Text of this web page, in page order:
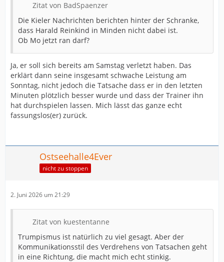
Zitat von BadSpaenzer
Die Kieler Nachrichten berichten hinter der Schranke,
dass Harald Reinkind in Minden nicht dabei ist.
Ob Mo jetzt ran darf?
Ja, er soll sich bereits am Samstag verletzt haben. Das
erklärt dann seine insgesamt schwache Leistung am
Sonntag, nicht jedoch die Tatsache dass er in den letzten
Minuten plötzlich besser wurde und dass der Trainer ihn
hat durchspielen lassen. Mich lässt das ganze echt
fassungslos(er) zurück.
Ostseehalle4Ever
nicht zu stoppen
2. Juni 2026 um 21:29
Zitat von kuestentanne
Trumpismus ist natürlich zu viel gesagt. Aber der
Kommunikationsstil des Verdrehens von Tatsachen geht
in eine Richtung, die macht mich echt stinkig.